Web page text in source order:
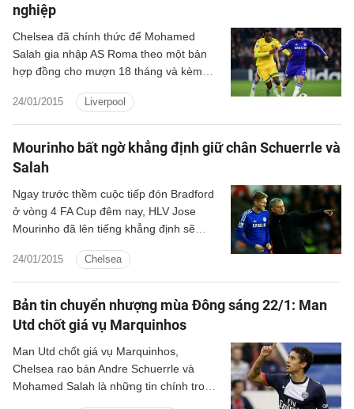
nghiệp
24/01/2015 Liverpool
Chelsea đã chính thức để Mohamed
Salah gia nhập AS Roma theo một bản
hợp đồng cho mượn 18 tháng và kèm
euro.
Mourinho bất ngờ khẳng định giữ chân Schuerrle và
Salah
24/01/2015 Chelsea
Ngay trước thềm cuộc tiếp đón Bradford
ở vòng 4 FA Cup đêm nay, HLV Jose
Mourinho đã lên tiếng khẳng định sẽ
Schuerrle và Salah ra đi trong kỳ chuyển
nhượng mùa Đông.
Bản tin chuyển nhượng mùa Đông sáng 22/1: Man
Utd chốt giá vụ Marquinhos
Man Utd chốt giá vụ Marquinhos,
Chelsea rao bán Andre Schuerrle và
Mohamed Salah là những tin chính trong